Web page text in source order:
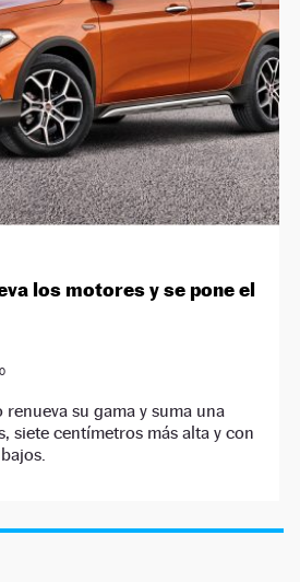
los motores y se pone el
su gama y suma una
siete centímetros más alta y con